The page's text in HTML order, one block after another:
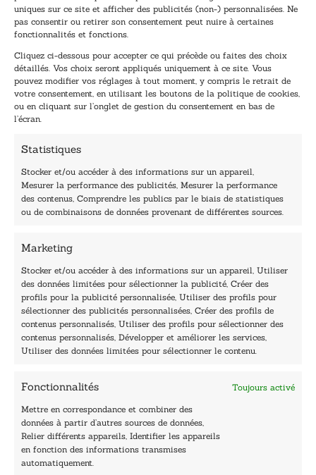
uniques sur ce site et afficher des publicités (non-) personnalisées. Ne
pas consentir ou retirer son consentement peut nuire à certaines
fonctionnalités et fonctions.
Cliquez ci-dessous pour accepter ce qui précède ou faites des choix
détaillés. Vos choix seront appliqués uniquement à ce site. Vous
pouvez modifier vos réglages à tout moment, y compris le retrait de
votre consentement, en utilisant les boutons de la politique de cookies,
ou en cliquant sur l’onglet de gestion du consentement en bas de
l’écran.
Statistiques
Stocker et/ou accéder à des informations sur un appareil,
Mesurer la performance des publicités, Mesurer la performance
des contenus, Comprendre les publics par le biais de statistiques
ou de combinaisons de données provenant de différentes sources.
Marketing
Stocker et/ou accéder à des informations sur un appareil, Utiliser
des données limitées pour sélectionner la publicité, Créer des
profils pour la publicité personnalisée, Utiliser des profils pour
sélectionner des publicités personnalisées, Créer des profils de
contenus personnalisés, Utiliser des profils pour sélectionner des
contenus personnalisés, Développer et améliorer les services,
Utiliser des données limitées pour sélectionner le contenu.
Fonctionnalités Toujours activé
Mettre en correspondance et combiner des
données à partir d’autres sources de données,
Relier différents appareils, Identifier les appareils
en fonction des informations transmises
automatiquement.
dernières nouvelles.
-
m
a
i
l
a
i
l
E
m
a
i
l
*
TENEZ-MOI AU COURANT !
40, rue du Louvre 75001 Paris
Horaires du standard
De mardi à vendredi :
9h - 12h et 13h30 - 16h30
Lundi, samedi et dimanche : fermé
Navigation
Accueil
Les Plumes du Lys Bleu
Prix sciences humaines et sociales
Nos collections
Nos auteurs
Catalogue